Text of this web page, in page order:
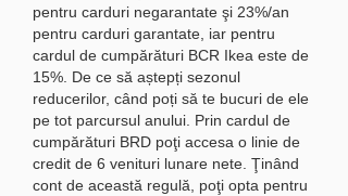
pentru carduri negarantate şi 23%/an
pentru carduri garantate, iar pentru
cardul de cumpărături BCR Ikea este de
15%. De ce să aștepți sezonul
reducerilor, când poți să te bucuri de ele
pe tot parcursul anului. Prin cardul de
cumpărături BRD poţi accesa o linie de
credit de 6 venituri lunare nete. Ţinând
cont de această regulă, poţi opta pentru